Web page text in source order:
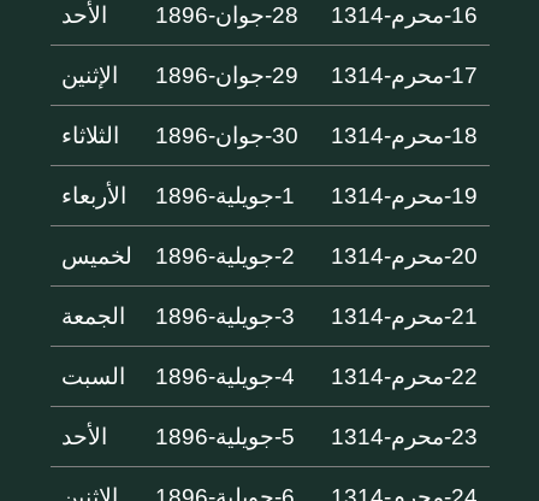
16-محرم-1314 28-جوان-1896 الأحد
17-محرم-1314 29-جوان-1896 الإثنين
18-محرم-1314 30-جوان-1896 الثلاثاء
19-محرم-1314 1-جويلية-1896 الأربعاء
20-محرم-1314 2-جويلية-1896 لخميس
21-محرم-1314 3-جويلية-1896 الجمعة
22-محرم-1314 4-جويلية-1896 السبت
23-محرم-1314 5-جويلية-1896 الأحد